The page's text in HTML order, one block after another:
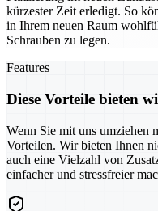
kürzester Zeit erledigt. So
in Ihrem neuen Raum
Schrauben zu legen.
Features
Diese Vorteile bieten
Wenn Sie mit uns umziehen
Vorteilen. Wir bieten Ihnen
auch eine Vielzahl von
einfacher und stressfreier